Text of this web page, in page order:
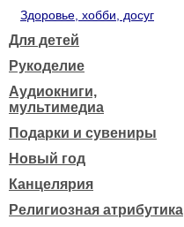
Здоровье, хобби, досуг
Для детей
Рукоделие
Аудиокниги,
мультимедиа
Подарки и сувениры
Новый год
Канцелярия
Религиозная атрибутика